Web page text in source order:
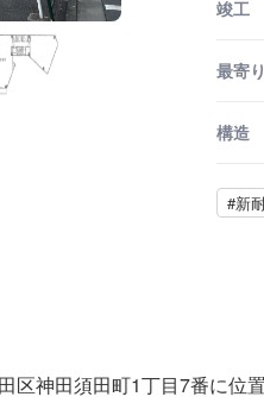
竣工
最寄
構造
#新
区神田須田町1丁目7番に位